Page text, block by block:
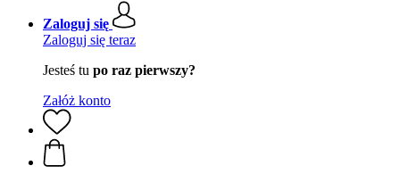
Zaloguj się
Zaloguj się teraz
Jesteś tu po raz pierwszy?
Załóż konto